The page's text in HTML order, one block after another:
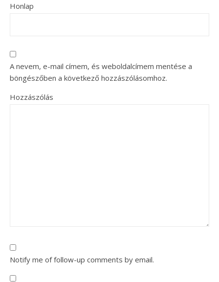
Honlap
A nevem, e-mail címem, és weboldalcímem mentése a
böngészőben a következő hozzászólásomhoz.
Hozzászólás
Notify me of follow-up comments by email.